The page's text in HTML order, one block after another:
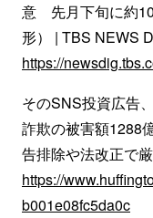
意 先月下旬に約
形） | TBS NEWS
https://
そのSNS投資広告
詐欺の被害額1288
告排除や法改正で
https://
b001e08fc5da0c